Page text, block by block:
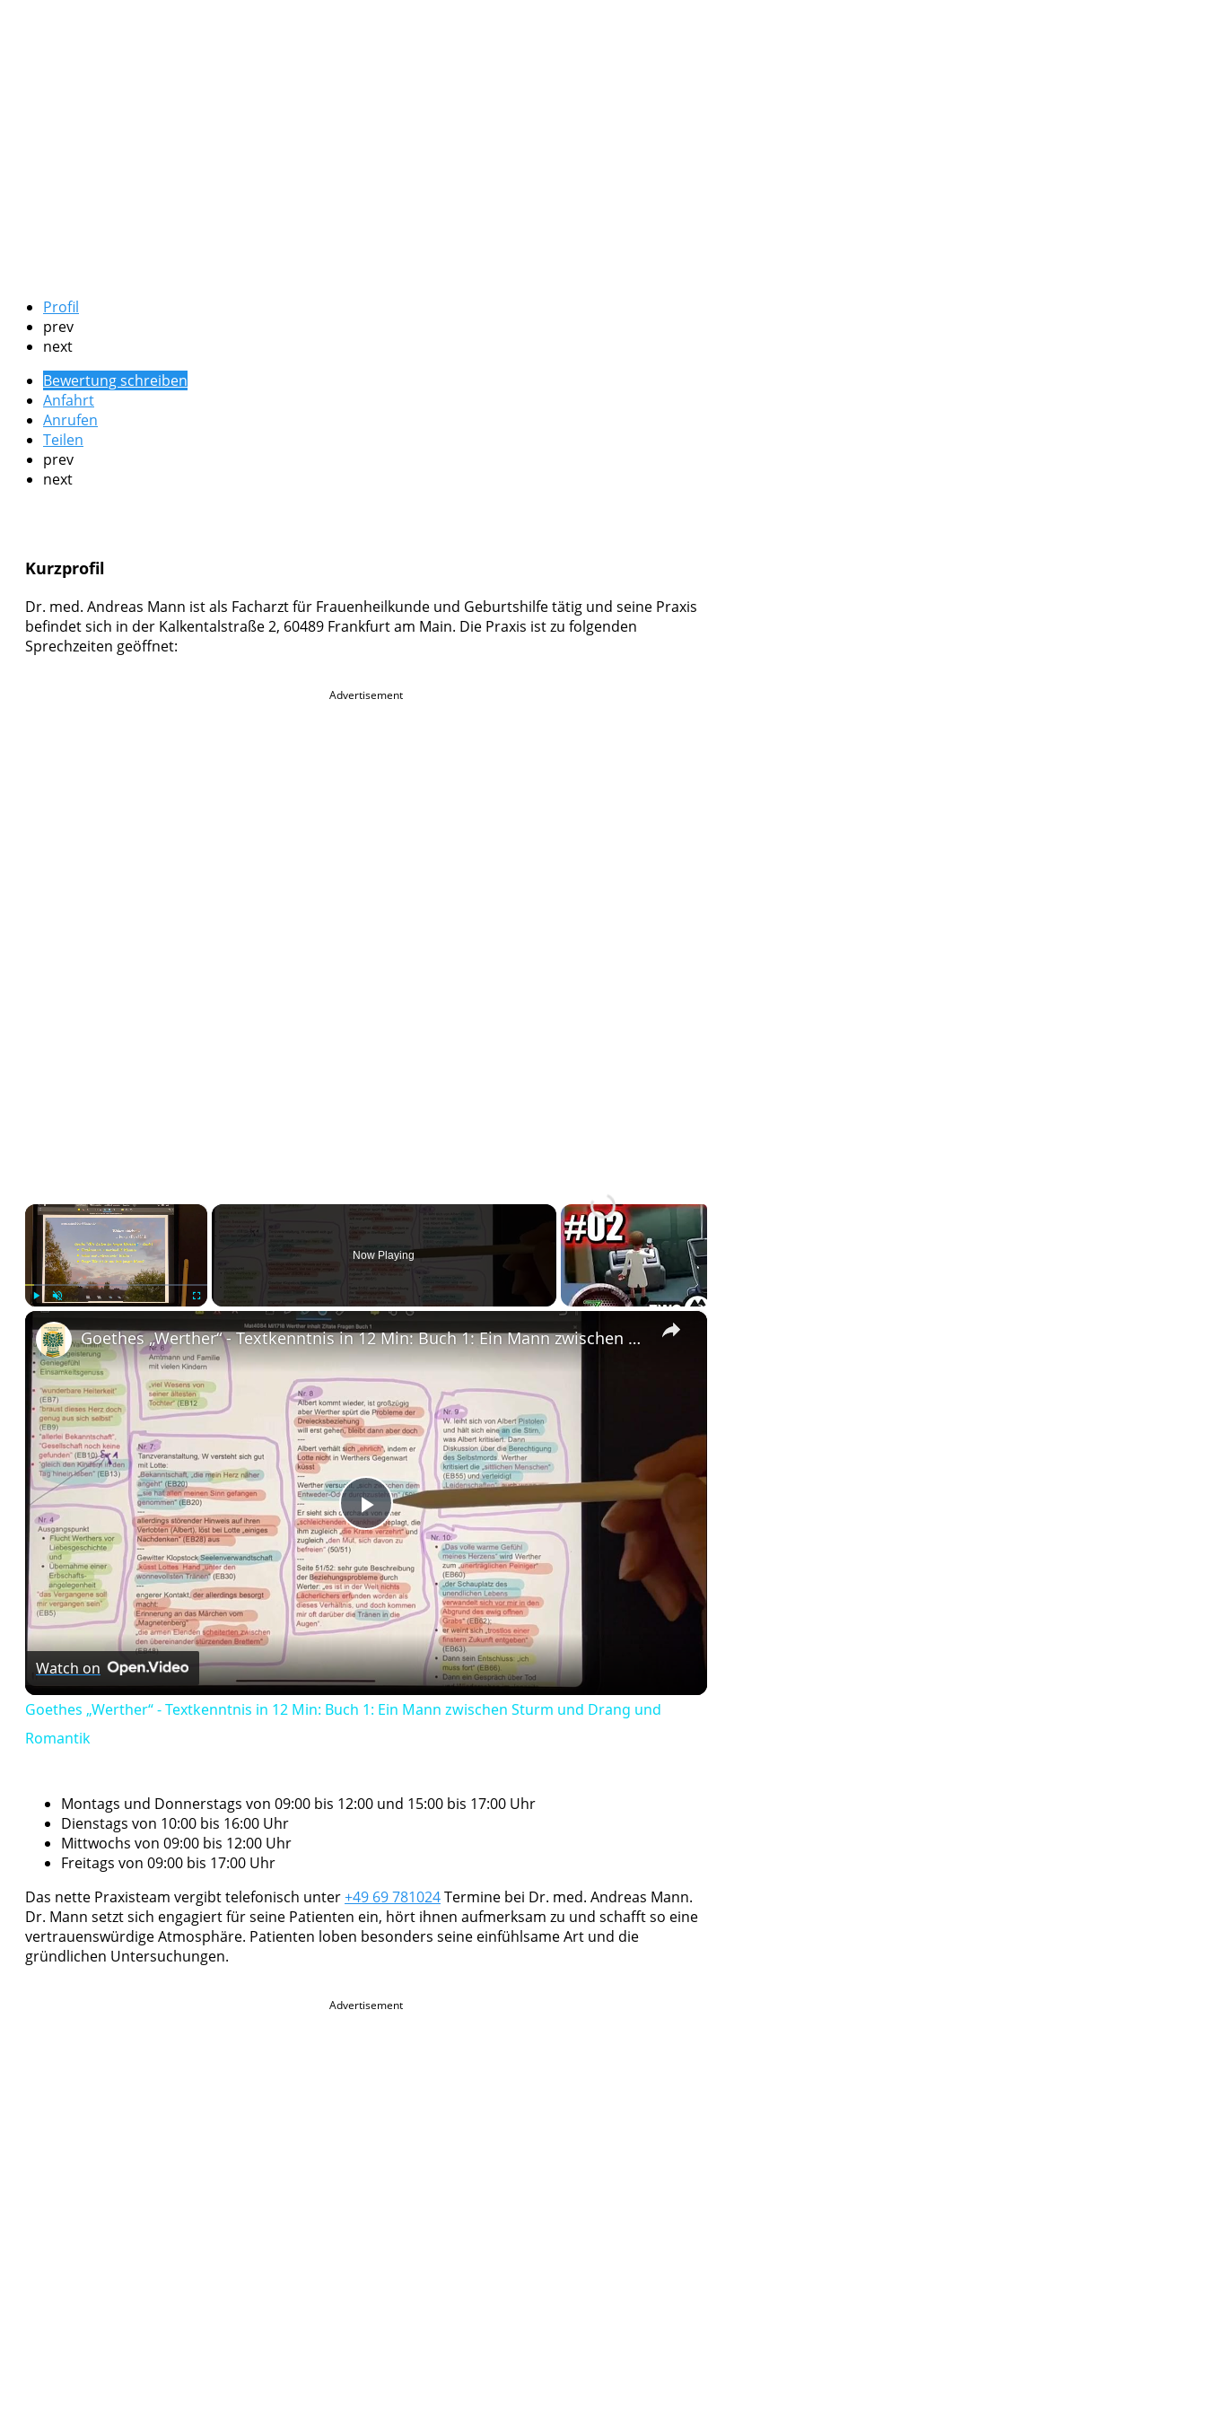
Profil
prev
next
Bewertung schreiben
Anfahrt
Anrufen
Teilen
prev
next
Kurzprofil
Dr. med. Andreas Mann ist als Facharzt für Frauenheilkunde und Geburtshilfe tätig und seine Praxis
befindet sich in der Kalkentalstraße 2, 60489 Frankfurt am Main. Die Praxis ist zu folgenden
Sprechzeiten geöffnet:
Advertisement
×
Play Fullscreen
Now Playing
Play
Video
Goethes „Werther“ - Textkenntnis in 12 Min: Buch 1: Ein Mann zwischen Sturm und Drang und Romantik
Watch on
Goethes „Werther“ - Textkenntnis in 12 Min: Buch 1: Ein Mann zwischen Sturm und Drang und
Romantik
Montags und Donnerstags von 09:00 bis 12:00 und 15:00 bis 17:00 Uhr
Dienstags von 10:00 bis 16:00 Uhr
Mittwochs von 09:00 bis 12:00 Uhr
Freitags von 09:00 bis 17:00 Uhr
Das nette Praxisteam vergibt telefonisch unter+49 69 781024Termine bei Dr. med. Andreas Mann.
Dr. Mann setzt sich engagiert für seine Patienten ein, hört ihnen aufmerksam zu und schafft so eine
vertrauenswürdige Atmosphäre. Patienten loben besonders seine einfühlsame Art und die
gründlichen Untersuchungen.
Advertisement